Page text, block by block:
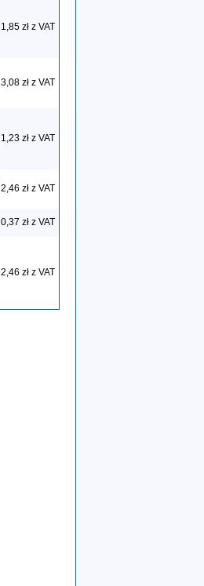
1,85 zł z VAT
3,08 zł z VAT
1,23 zł z VAT
2,46 zł z VAT
0,37 zł z VAT
2,46 zł z VAT